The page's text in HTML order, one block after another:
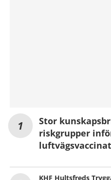
Stor
riskgrupper
KHF Hultsfreds